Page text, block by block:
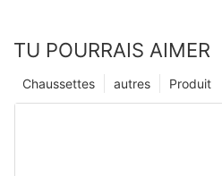
TU POURRAIS AIMER
Produit
autres
Chaussettes